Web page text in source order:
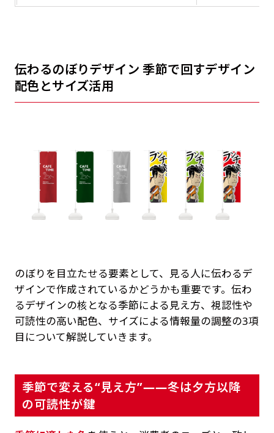
伝わるのぼりデザイン 季節で回すデザイン
配色とサイズ活用
のぼりを目立たせる要素として、見る人に伝わるデ
ザインで作成されているかどうかも重要です。伝わ
るデザインの核となる季節による見え方、視認性や
可読性の高い配色、サイズによる情報量の調整の3項
目について解説していきます。
季節で変える“見え方”——冬は夕方以降
の可読性が鍵